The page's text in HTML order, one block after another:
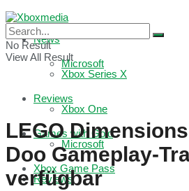
Microsoft
Reviews
Games with Gold
Xbox Game Pass
News
Xbox Series X
Xbox One
Microsoft
Reviews
No Result
View All Result
LEGO
Doo Gameplay-
verfügbar